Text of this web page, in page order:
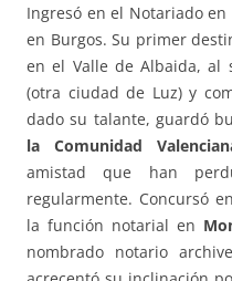
Ingresó en el Notariado
en Burgos. Su primer
en el Valle de Albaida, al
(otra ciudad de Luz) y
dado su talante, guardó
la Comunidad
amistad que han
regularmente. Concursó
la función notarial en
nombrado notario